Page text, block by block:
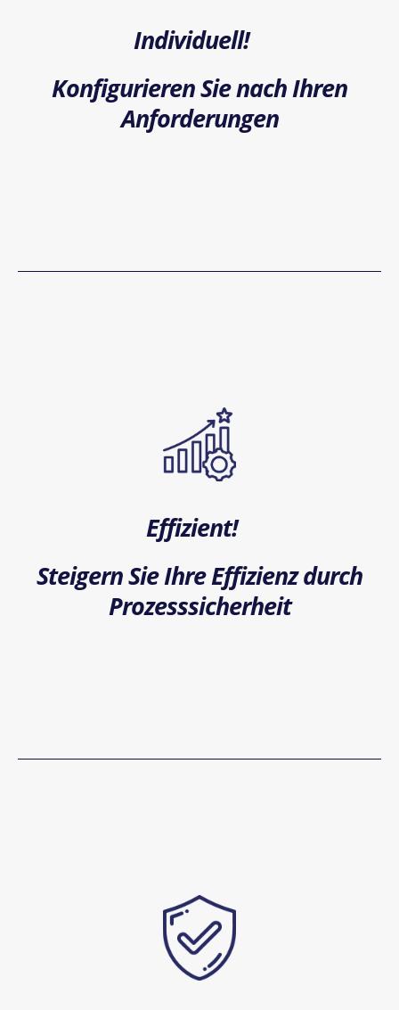
Individuell!
Konfigurieren Sie nach Ihren
Anforderungen
Effizient!
Steigern Sie Ihre Effizienz durch
Prozesssicherheit